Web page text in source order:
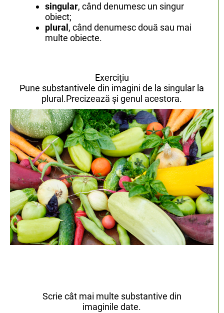
singular, când denumesc un singur
obiect;
plural, când denumesc două sau mai
multe obiecte.
Exercițiu
Pune substantivele din imagini de la singular la
plural.Precizează și genul acestora.
Scrie cât mai multe substantive din
imaginile date.